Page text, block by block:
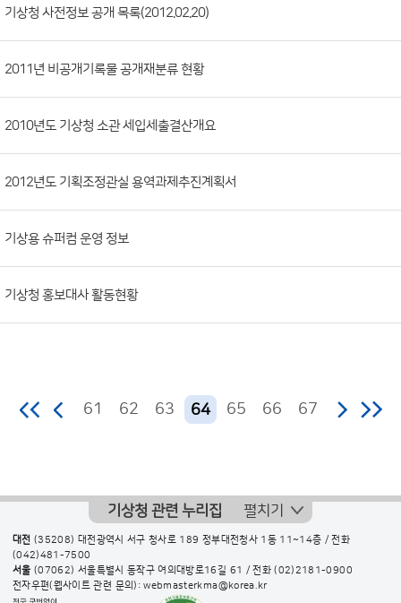
일,
조
회
기상청 사전정보 공개 목록(2012.02.20)
2011년 비공개기록물 공개재분류 현황
2010년도 기상청 소관 세입세출결산개요
2012년도 기획조정관실 용역과제추진계획서
기상용 슈퍼컴 운영 정보
기상청 홍보대사 활동현황
61 62 63 64 65 66 67
기상청 관련 누리집 펼치기
대전 (35208) 대전광역시 서구 청사로 189 정부대전청사 1동 11~14층 / 전화
(042)481-7500
서울 (07062) 서울특별시 동작구 여의대방로16길 61 / 전화(02)2181-0900
전자우편(웹사이트 관련 문의): webmasterkma@korea.kr